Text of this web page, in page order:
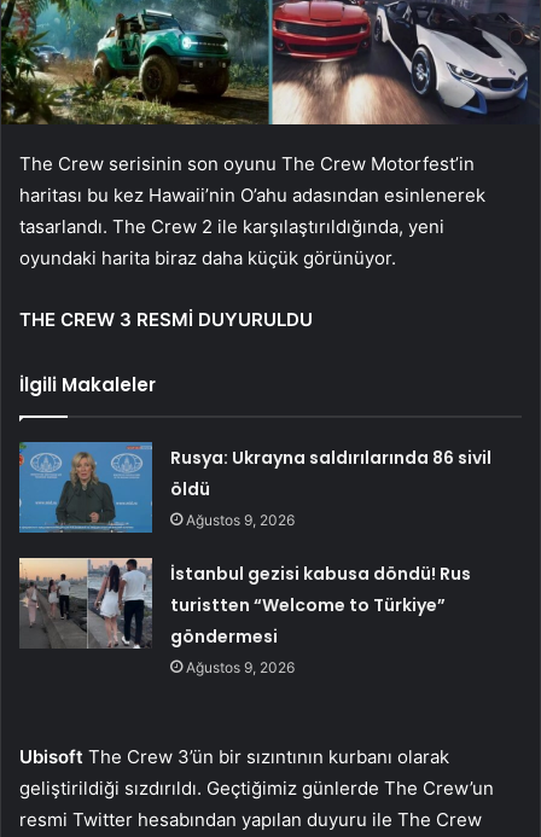
The Crew serisinin son oyunu The Crew Motorfest’in
haritası bu kez Hawaii’nin O’ahu adasından esinlenerek
tasarlandı. The Crew 2 ile karşılaştırıldığında, yeni
oyundaki harita biraz daha küçük görünüyor.
THE CREW 3 RESMİ DUYURULDU
İlgili Makaleler
Rusya: Ukrayna saldırılarında 86 sivil
öldü
Ağustos 9, 2026
İstanbul gezisi kabusa döndü! Rus
turistten “Welcome to Türkiye”
göndermesi
Ağustos 9, 2026
Ubisoft The Crew 3’ün bir sızıntının kurbanı olarak
geliştirildiği sızdırıldı. Geçtiğimiz günlerde The Crew’un
resmi Twitter hesabından yapılan duyuru ile The Crew